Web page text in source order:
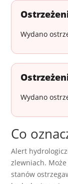
Wydano
Wydano
Co
Alert
zlewniach.
stanów